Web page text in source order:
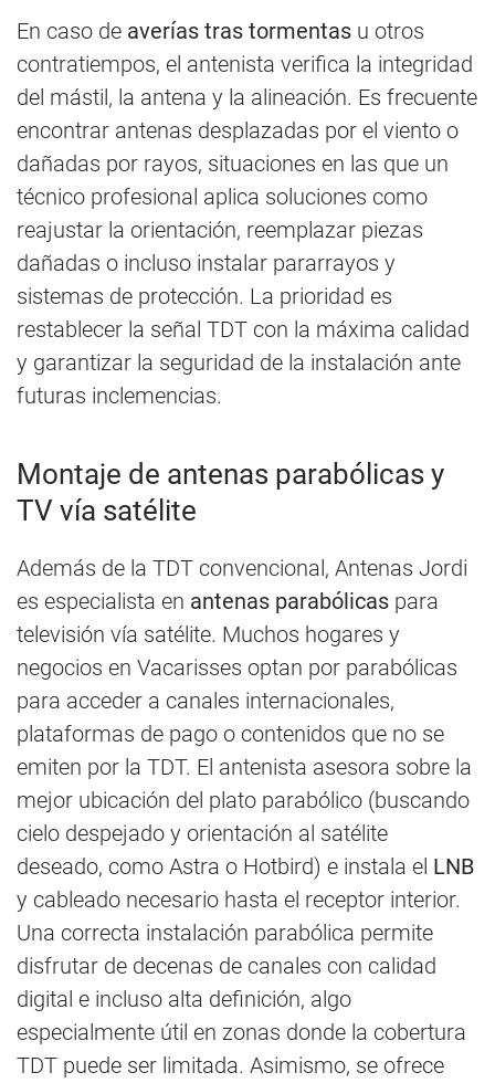
En caso de averías tras tormentas u otros
contratiempos, el antenista verifica la integridad
del mástil, la antena y la alineación. Es frecuente
encontrar antenas desplazadas por el viento o
dañadas por rayos, situaciones en las que un
técnico profesional aplica soluciones como
reajustar la orientación, reemplazar piezas
dañadas o incluso instalar pararrayos y
sistemas de protección. La prioridad es
restablecer la señal TDT con la máxima calidad
y garantizar la seguridad de la instalación ante
futuras inclemencias.
Montaje de antenas parabólicas y
TV vía satélite
Además de la TDT convencional, Antenas Jordi
es especialista en antenas parabólicas para
televisión vía satélite. Muchos hogares y
negocios en Vacarisses optan por parabólicas
para acceder a canales internacionales,
plataformas de pago o contenidos que no se
emiten por la TDT. El antenista asesora sobre la
mejor ubicación del plato parabólico (buscando
cielo despejado y orientación al satélite
deseado, como Astra o Hotbird) e instala el LNB
y cableado necesario hasta el receptor interior.
Una correcta instalación parabólica permite
disfrutar de decenas de canales con calidad
digital e incluso alta definición, algo
especialmente útil en zonas donde la cobertura
TDT puede ser limitada. Asimismo, se ofrece